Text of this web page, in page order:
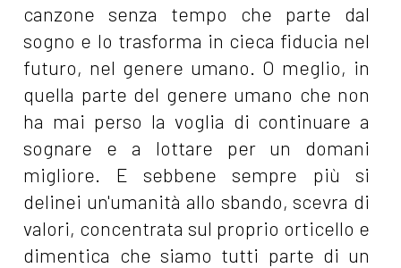
canzone senza tempo che parte dal
sogno e lo trasforma in cieca fiducia nel
futuro, nel genere umano. O meglio, in
quella parte del genere umano che non
ha mai perso la voglia di continuare a
sognare e a lottare per un domani
migliore. E sebbene sempre più si
delinei un'umanità allo sbando, scevra di
valori, concentrata sul proprio orticello e
dimentica che siamo tutti parte di un